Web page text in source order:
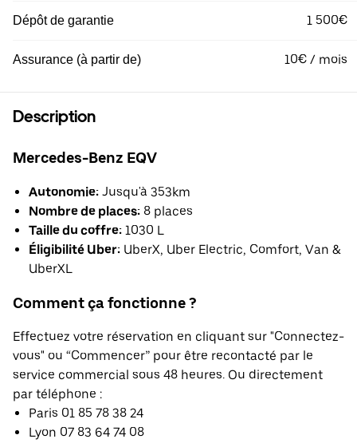
Dépôt de garantie 1 500€
Assurance (à partir de) 10€ / mois
Description
Mercedes-Benz EQV
Autonomie: Jusqu'à 353km
Nombre de places: 8 places
Taille du coffre: 1030 L
Éligibilité Uber: UberX, Uber Electric, Comfort, Van &
UberXL
Comment ça fonctionne ?
Effectuez votre réservation en cliquant sur "Connectez-
vous" ou “Commencer” pour être recontacté par le
service commercial sous 48 heures. Ou directement
par téléphone :
Paris 01 85 78 38 24
Lyon 07 83 64 74 08